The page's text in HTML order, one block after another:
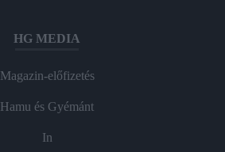
HG MEDIA
Magazin-előfizetés
Hamu és Gyémánt
In